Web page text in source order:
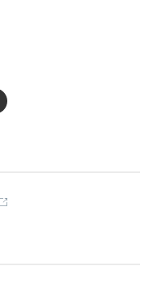
呂&男女別の内風呂